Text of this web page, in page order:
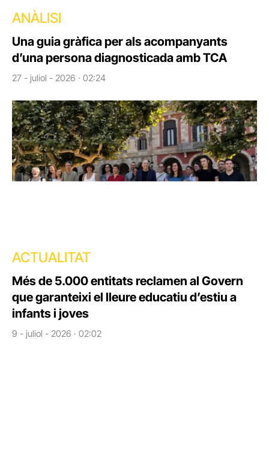
ANÀLISI
Una guia gràfica per als acompanyants
d’una persona diagnosticada amb TCA
27 - juliol - 2026 · 02:24
ACTUALITAT
Més de 5.000 entitats reclamen al Govern
que garanteixi el lleure educatiu d’estiu a
infants i joves
9 - juliol - 2026 · 02:02